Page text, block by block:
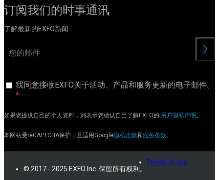
订阅我们的时事通讯
了解最新的EXFO新闻
我同意接收EXFO关于活动、产品和服务更新的电子邮件。
如果您提供自己的个人资料，则表示您确认自己了解EXFO的 用户隐私声明 。
本网站受reCAPTCHA保护，且适用Google隐私政策和服务条款。
© 2017 - 2025 EXFO Inc. 保留所有权利。
Terms of use